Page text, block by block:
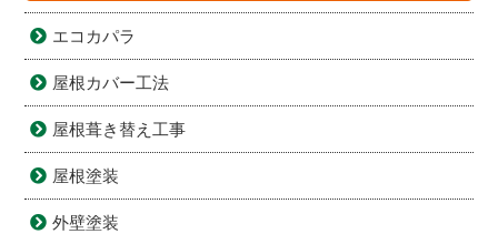
エコカパラ
屋根カバー工法
屋根葺き替え工事
屋根塗装
外壁塗装